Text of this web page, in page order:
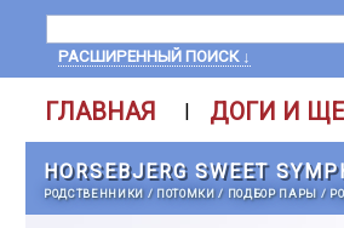
РАСШИРЕННЫЙ ПОИСК ↓
ГЛАВНАЯ | ДОГИ И
HORSEBJERG SWEET
РОДСТВЕННИКИ / ПОТОМКИ/ ПОДБОР ПАРЫ /